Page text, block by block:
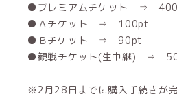
●プレミアムチケット ⇒
●Ａチケット ⇒ 100pt
●Ｂチケット ⇒ 90pt
●観戦チケット(生中継) ⇒
※2月28日までに購入手続きが